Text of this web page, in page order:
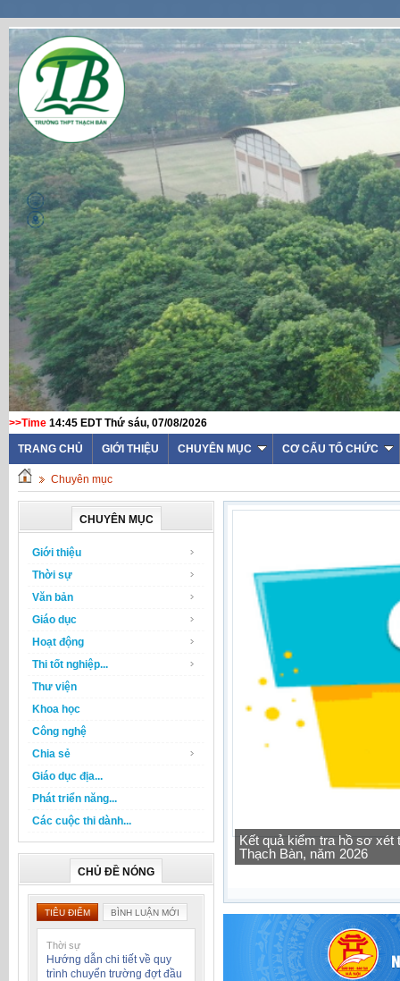
>>Time 14:45 EDT Thứ sáu, 07/08/2026
TRANG CHỦ GIỚI THIỆU CHUYÊN MỤC CƠ CẤU TỔ CHỨC
Chuyên mục
CHUYÊN MỤC
Giới thiệu
Thời sự
Văn bản
Giáo dục
Hoạt động
Thi tốt nghiệp...
Thư viện
Khoa học
Công nghệ
Chia sẻ
Giáo dục địa...
Phát triển năng...
Các cuộc thi dành...
CHỦ ĐỀ NÓNG
TIÊU ĐIỂM BÌNH LUẬN MỚI
Thời sự
Hướng dẫn chi tiết về quy
trình chuyển trường đợt đầu
Tra cứu thông tin lớp học